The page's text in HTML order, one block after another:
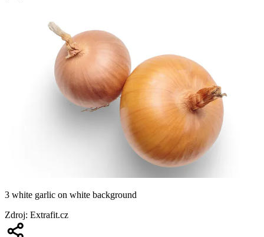
3 white garlic on white background
Zdroj: Extrafit.cz